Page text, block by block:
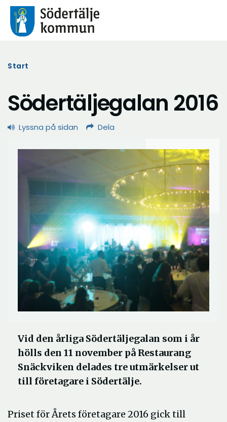
Start
Södertäljegalan 2016
Lyssna på sidan Dela
Vid den årliga Södertäljegalan som i år
hölls den 11 november på Restaurang
Snäckviken delades tre utmärkelser ut
till företagare i Södertälje.
Priset för Årets företagare 2016 gick till